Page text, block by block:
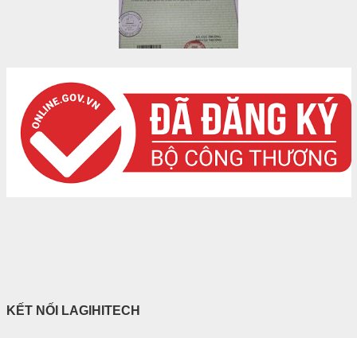
KẾT NỐI LAGIHITECH